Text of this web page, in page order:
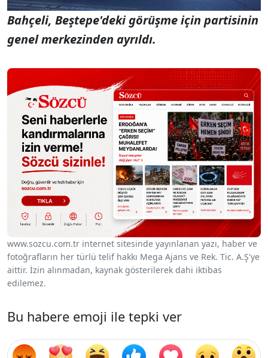
Bahçeli, Beştepe'deki görüşme için partisinin
genel merkezinden ayrıldı.
www.sozcu.com.tr internet sitesinde yayınlanan yazı, haber ve
fotoğrafların her türlü telif hakkı Mega Ajans ve Rek. Tic. A.Ş'ye
aittir. İzin alınmadan, kaynak gösterilerek dahi iktibas
edilemez.
Bu habere emoji ile tepki ver